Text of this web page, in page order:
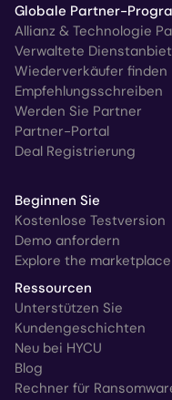
Globale Partner-
Allianz & Technologie
Verwaltete
Wiederverkäufer finden
Empfehlungsschreiben
Werden Sie Partner
Partner-Portal
Deal Registrierung
Beginnen Sie
Kostenlose Testversion
Demo anfordern
Explore the marketplace
Ressourcen
Unterstützen Sie
Kundengeschichten
Neu bei HYCU
Blog
Rechner für